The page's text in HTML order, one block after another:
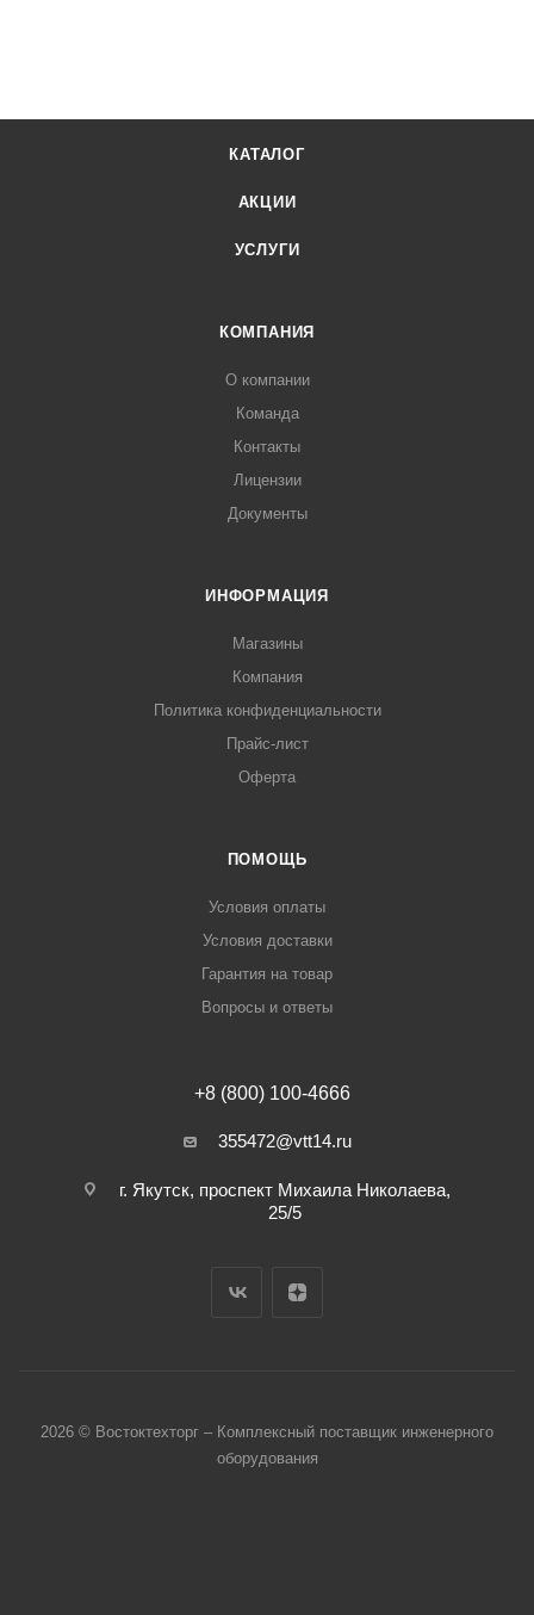
КАТАЛОГ
АКЦИИ
УСЛУГИ
КОМПАНИЯ
О компании
Команда
Контакты
Лицензии
Документы
ИНФОРМАЦИЯ
Магазины
Компания
Политика конфиденциальности
Прайс-лист
Оферта
ПОМОЩЬ
Условия оплаты
Условия доставки
Гарантия на товар
Вопросы и ответы
+8 (800) 100-4666
355472@vtt14.ru
г. Якутск, проспект Михаила Николаева,
25/5
2026 © Востоктехторг – Комплексный поставщик инженерного
оборудования